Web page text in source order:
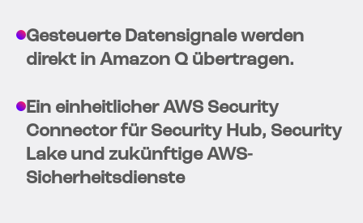
Gesteuerte Datensignale werden
direkt in Amazon Q übertragen.
Ein einheitlicher AWS Security
Connector für Security Hub, Security
Lake und zukünftige AWS-
Sicherheitsdienste